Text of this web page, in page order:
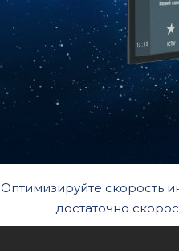
Оптимизируйте скорость
достаточно